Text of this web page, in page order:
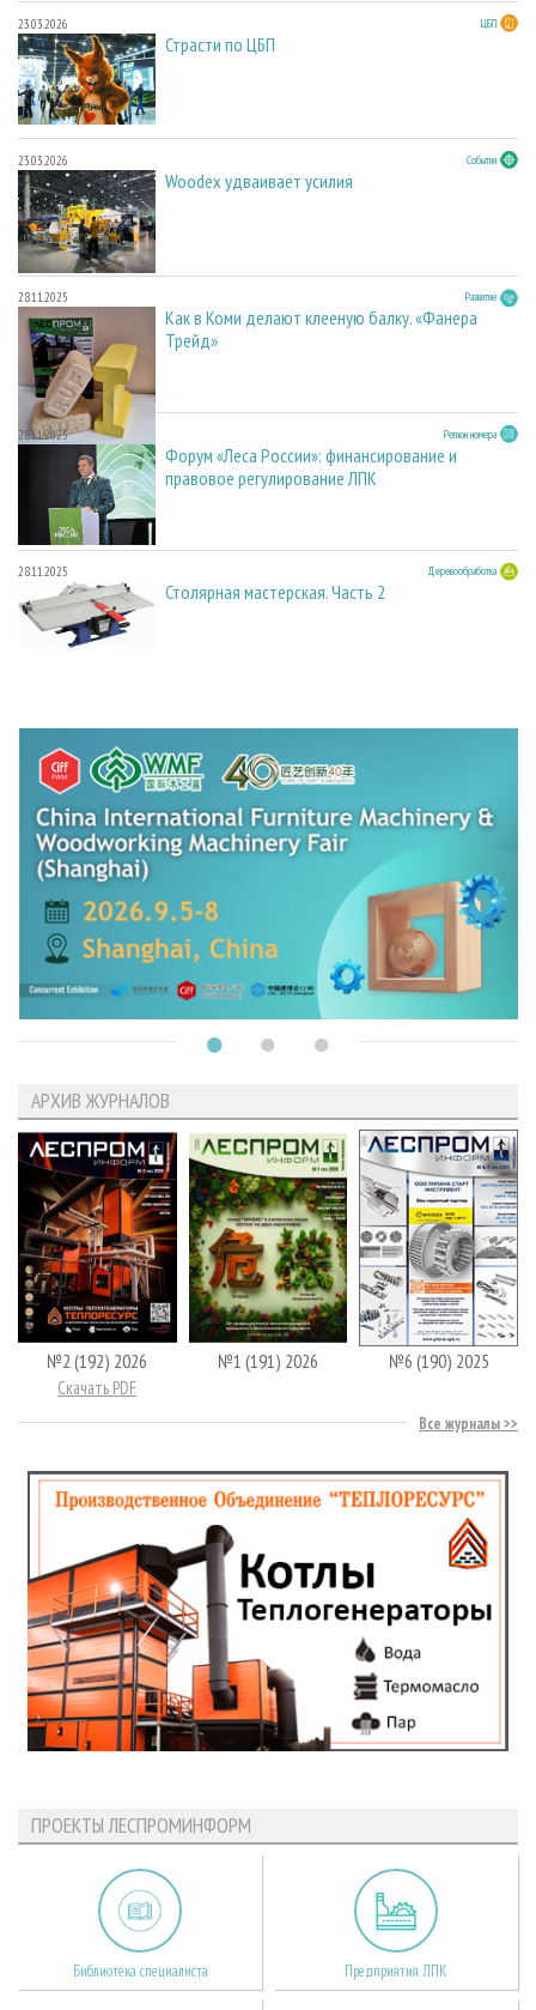
23.03.2026 ЦБП
Страсти по ЦБП
23.03.2026 События
Woodex удваивает усилия
28.11.2025 Развитие
Как в Коми делают клееную балку. «Фанера
Трейд»
28.11.2025 Регион номера
Форум «Леса России»: финансирование и
правовое регулирование ЛПК
28.11.2025 Деревообработка
Столярная мастерская. Часть 2
АРХИВ ЖУРНАЛОВ
№2 (192) 2026
Скачать PDF
№1 (191) 2026 №6 (190) 2025
Все журналы
ПРОЕКТЫ ЛЕСПРОМИНФОРМ
Библиотека специалиста Предприятия ЛПК